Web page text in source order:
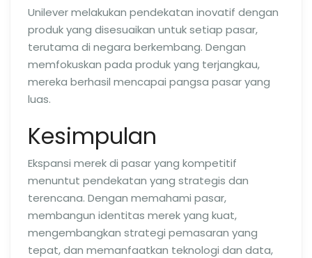
Unilever melakukan pendekatan inovatif dengan
produk yang disesuaikan untuk setiap pasar,
terutama di negara berkembang. Dengan
memfokuskan pada produk yang terjangkau,
mereka berhasil mencapai pangsa pasar yang
luas.
Kesimpulan
Ekspansi merek di pasar yang kompetitif
menuntut pendekatan yang strategis dan
terencana. Dengan memahami pasar,
membangun identitas merek yang kuat,
mengembangkan strategi pemasaran yang
tepat, dan memanfaatkan teknologi dan data,